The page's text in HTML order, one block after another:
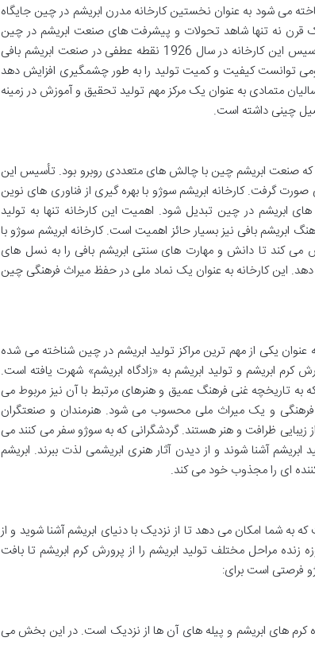
می شود به عنوان نخستین کارخانه مدرن ابریشم در چین جایگاه
قرن نه تنها شاهد تحولات و پیشرفت های صنعت ابریشم در چین
بوده بلکه خود نیز نقش مهمی در این دگرگونی ها ایفا کرده است. تأسیس این کارخانه در سال 1926 نقطه عطفی در صنعت ابریشم بافی
توانست کیفیت و کمیت تولید را به طور چشمگیری افزایش دهد
متمادی به عنوان یک مرکز مهم تولید تحقیق و آموزش در زمینه
چینی داشته است.
که صنعت ابریشم چین با چالش های متعددی روبرو بود. تأسیس این
گرفت. کارخانه ابریشم سوژو با بهره گیری از فناوری های نوین
ابریشم در چین تبدیل شود. اهمیت این کارخانه تنها به تولید
بافی نیز بسیار حائز اهمیت است. کارخانه ابریشم سوژو با
می کند تا دانش و مهارت های سنتی ابریشم بافی را به نسل های
این کارخانه به عنوان یک نماد ملی در حفظ میراث فرهنگی چین
یکی از مهم ترین مراکز تولید ابریشم در چین شناخته می شده
ای بیش از 4700 سال در زمینه پرورش کرم ابریشم و تولید ابریشم به «زادگاه ابریشم» شهرت یافته است.
به تاریخچه غنی فرهنگ عمیق و هنرهای مرتبط با آن نیز مربوط می
فرهنگی و یک میراث ملی محسوب می شود. هنرمندان و صنعتگران
زیبایی ظرافت و هنر هستند. گردشگرانی که به سوژو سفر می کنند می
ابریشم آشنا شوند و از دیدن آثار هنری ابریشمی لذت ببرند. ابریشم
ای را مجذوب خود می کند.
به شما امکان می دهد تا از نزدیک با دنیای ابریشم آشنا شوید و از
مراحل مختلف تولید ابریشم را از پرورش کرم ابریشم تا بافت
فرصتی است برای:
کرم های ابریشم و پیله های آن ها از نزدیک است. در این بخش می